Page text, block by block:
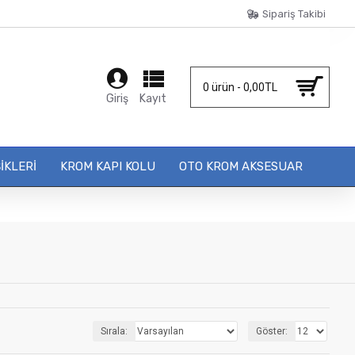
Sipariş Takibi
Giriş Kayıt
0 ürün - 0,00TL
KROM KAPI KOLU OTO KROM AKSESUAR
Sırala: Göster: